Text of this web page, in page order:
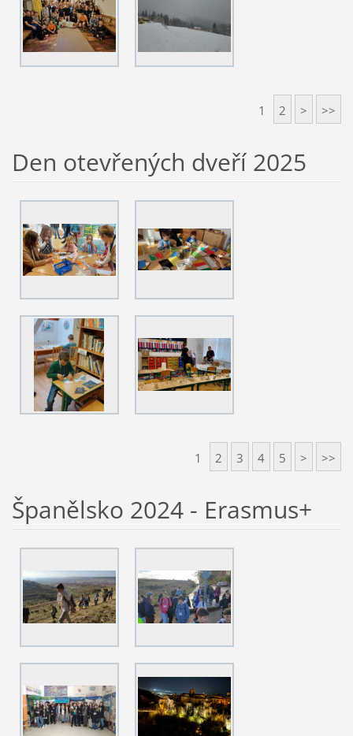
1 2 > >>
Den otevřených dveří 2025
1 2 3 4 5 > >>
Španělsko 2024 - Erasmus+